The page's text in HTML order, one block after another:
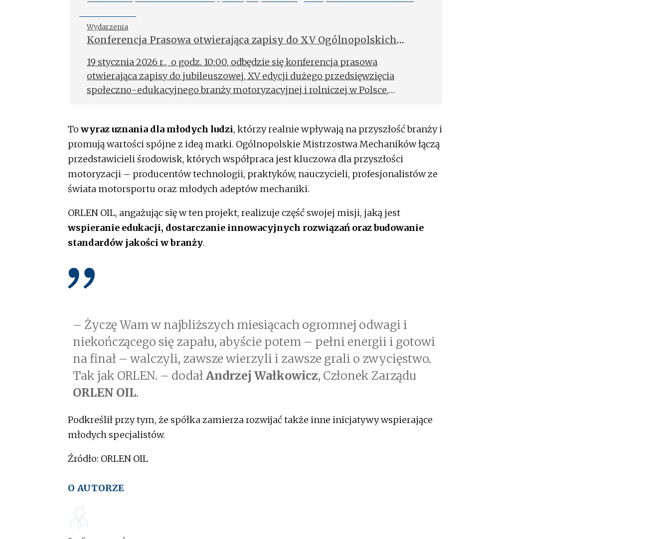
Wydarzenia
Konferencja Prasowa otwierająca zapisy do XV Ogólnopolskich
19 stycznia 2026 r., o godz. 10:00, odbędzie się konferencja prasowa
otwierająca zapisy do jubileuszowej, XV edycji dużego przedsięwzięcia
społeczno-edukacyjnego branży motoryzacyjnej i rolniczej w Polsce,
To wyraz uznania dla młodych ludzi, którzy realnie wpływają na przyszłość branży i
promują wartości spójne z ideą marki. Ogólnopolskie Mistrzostwa Mechaników łączą
przedstawicieli środowisk, których współpraca jest kluczowa dla przyszłości
motoryzacji – producentów technologii, praktyków, nauczycieli, profesjonalistów ze
świata motorsportu oraz młodych adeptów mechaniki.
ORLEN OIL, angażując się w ten projekt, realizuje część swojej misji, jaką jest
wspieranie edukacji, dostarczanie innowacyjnych rozwiązań oraz budowanie
standardów jakości w branży.
– Życzę Wam w najbliższych miesiącach ogromnej odwagi i
niekończącego się zapału, abyście potem – pełni energii i gotowi
na finał – walczyli, zawsze wierzyli i zawsze grali o zwycięstwo.
Tak jak ORLEN. – dodał Andrzej Wałkowicz, Członek Zarządu
ORLEN OIL.
Podkreślił przy tym, że spółka zamierza rozwijać także inne inicjatywy wspierające
młodych specjalistów.
Źródło: ORLEN OIL
O AUTORZE